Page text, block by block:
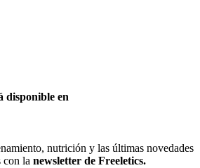
disponible en
nutrición y las últimas novedades
con la newsletter de Freeletics.